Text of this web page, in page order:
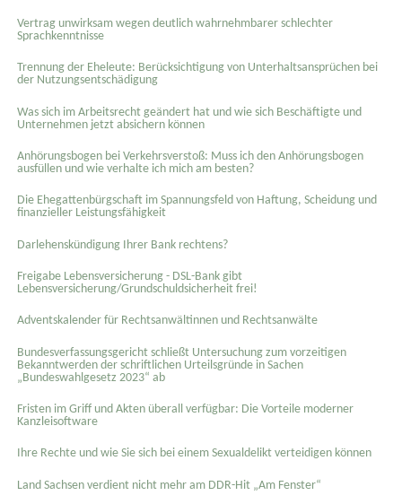
Vertrag unwirksam wegen deutlich wahrnehmbarer schlechter
Sprachkenntnisse
Trennung der Eheleute: Berücksichtigung von Unterhaltsansprüchen bei
der Nutzungsentschädigung
Was sich im Arbeitsrecht geändert hat und wie sich Beschäftigte und
Unternehmen jetzt absichern können
Anhörungsbogen bei Verkehrsverstoß: Muss ich den Anhörungsbogen
ausfüllen und wie verhalte ich mich am besten?
Die Ehegattenbürgschaft im Spannungsfeld von Haftung, Scheidung und
finanzieller Leistungsfähigkeit
Darlehenskündigung Ihrer Bank rechtens?
Freigabe Lebensversicherung - DSL-Bank gibt
Lebensversicherung/Grundschuldsicherheit frei!
Adventskalender für Rechtsanwältinnen und Rechtsanwälte
Bundesverfassungsgericht schließt Untersuchung zum vorzeitigen
Bekanntwerden der schriftlichen Urteilsgründe in Sachen
„Bundeswahlgesetz 2023“ ab
Fristen im Griff und Akten überall verfügbar: Die Vorteile moderner
Kanzleisoftware
Ihre Rechte und wie Sie sich bei einem Sexual­delikt verteidigen können
Land Sachsen verdient nicht mehr am DDR-Hit „Am Fenster“